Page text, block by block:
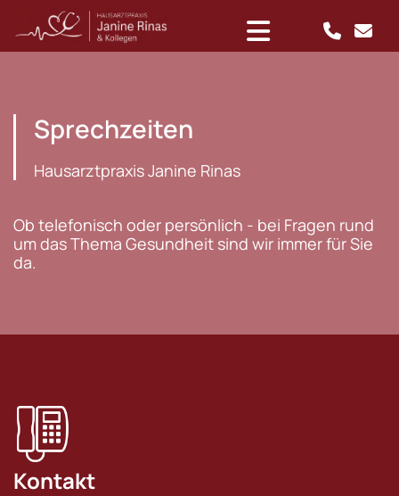
Sprechzeiten
Hausarztpraxis Janine Rinas
Ob telefonisch oder persönlich - bei Fragen rund
um das Thema Gesundheit sind wir immer für Sie
da.
Kontakt